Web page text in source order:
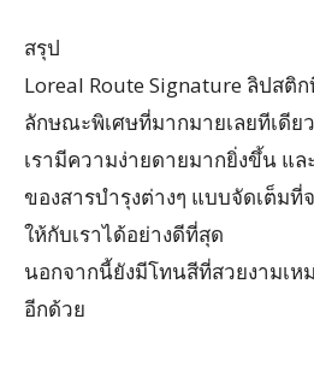
สรุป
Loreal Route Signature ลิปสติ
ลักษณะพิเศษที่มากมายเลยทีเดีย
เรามีความง่ายดายมากยิ่งขึ้น แ
ของสารบำรุงต่างๆ แบบจัดเต็ม
ให้กับเราได้อย่างดีที่สุด
นอกจากนี้ยังมีโทนสีที่สวยงามเห
อีกด้วย